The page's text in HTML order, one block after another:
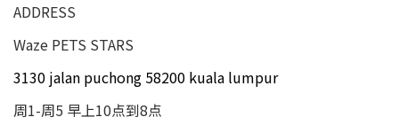
ADDRESS
Waze PETS STARS
3130 jalan puchong 58200 kuala lumpur
周1-周5 早上10点到8点